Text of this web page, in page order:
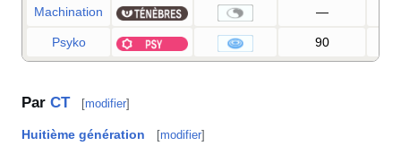
Machination —
Psyko 90
Par CT [modifier]
Huitième génération [modifier]